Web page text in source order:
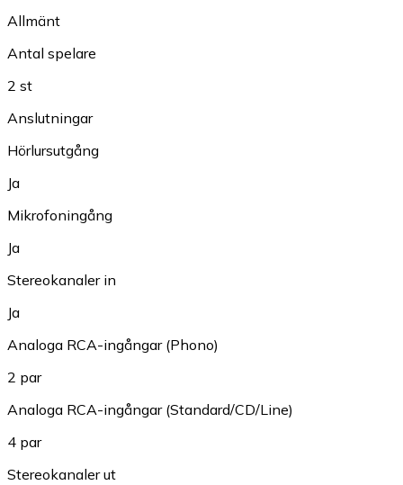
Allmänt
Antal spelare
2 st
Anslutningar
Hörlursutgång
Ja
Mikrofoningång
Ja
Stereokanaler in
Ja
Analoga RCA-ingångar (Phono)
2 par
Analoga RCA-ingångar (Standard/CD/Line)
4 par
Stereokanaler ut